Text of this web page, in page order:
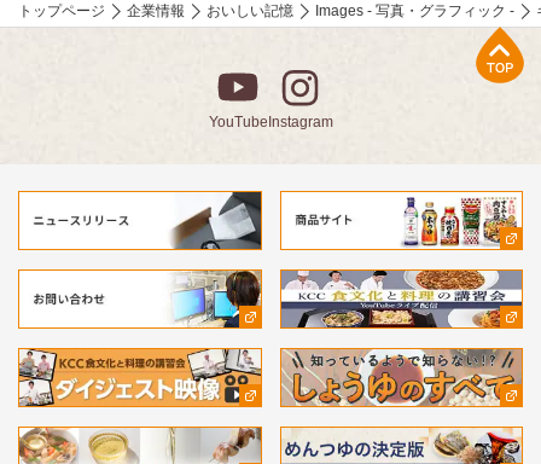
トップページ 企業情報 おいしい記憶 Images - 写真・グラフィック -
YouTubeInstagram